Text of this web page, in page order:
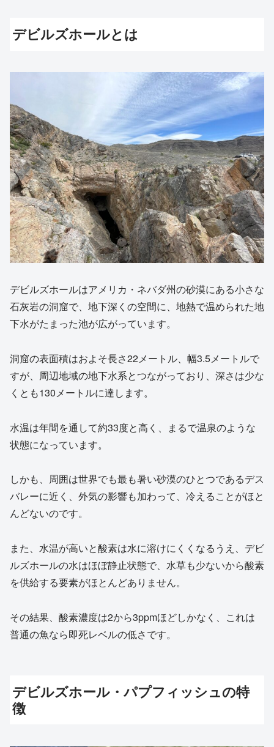
デビルズホールとは
デビルズホールはアメリカ・ネバダ州の砂漠にある小さな
石灰岩の洞窟で、地下深くの空間に、地熱で温められた地
下水がたまった池が広がっています。
洞窟の表面積はおよそ長さ22メートル、幅3.5メートルで
すが、周辺地域の地下水系とつながっており、深さは少な
くとも130メートルに達します。
水温は年間を通して約33度と高く、まるで温泉のような
状態になっています。
しかも、周囲は世界でも最も暑い砂漠のひとつであるデス
バレーに近く、外気の影響も加わって、冷えることがほと
んどないのです。
また、水温が高いと酸素は水に溶けにくくなるうえ、デビ
ルズホールの水はほぼ静止状態で、水草も少ないから酸素
を供給する要素がほとんどありません。
その結果、酸素濃度は2から3ppmほどしかなく、これは
普通の魚なら即死レベルの低さです。
デビルズホール・パプフィッシュの特
徴